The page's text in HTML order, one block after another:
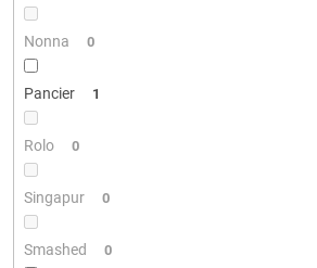
Nonna 0
Pancier 1
Rolo 0
Singapur 0
Smashed 0